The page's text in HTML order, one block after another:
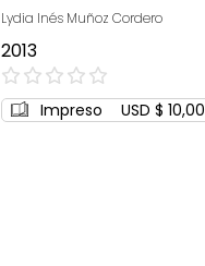
Lydia Inés Muñoz Cordero
2013
0%
Impreso USD $ 10,00